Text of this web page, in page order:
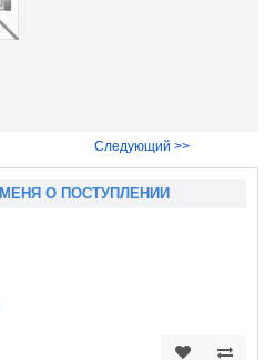
Следующий >>
О ПОСТУПЛЕНИИ